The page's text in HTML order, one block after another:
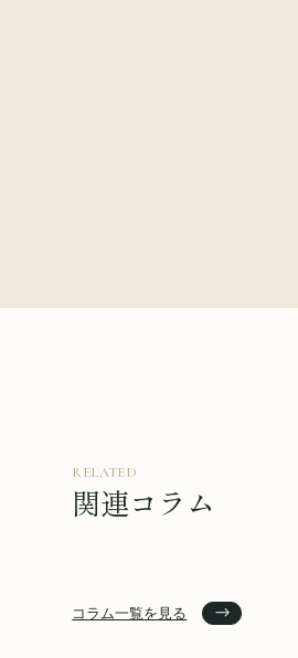
RELATED
関連コラム
コラム一覧を見る